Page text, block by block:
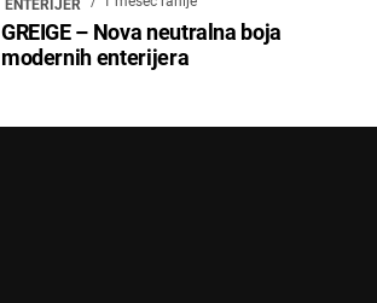
ENTERIJER
GREIGE – Nova neutralna boja
modernih enterijera